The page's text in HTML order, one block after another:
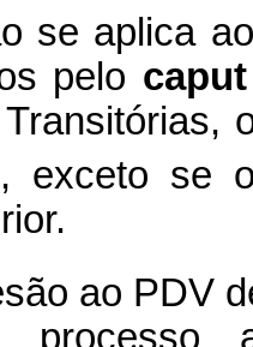
aplica
pelo caput
exceto se
ao PDV
processo